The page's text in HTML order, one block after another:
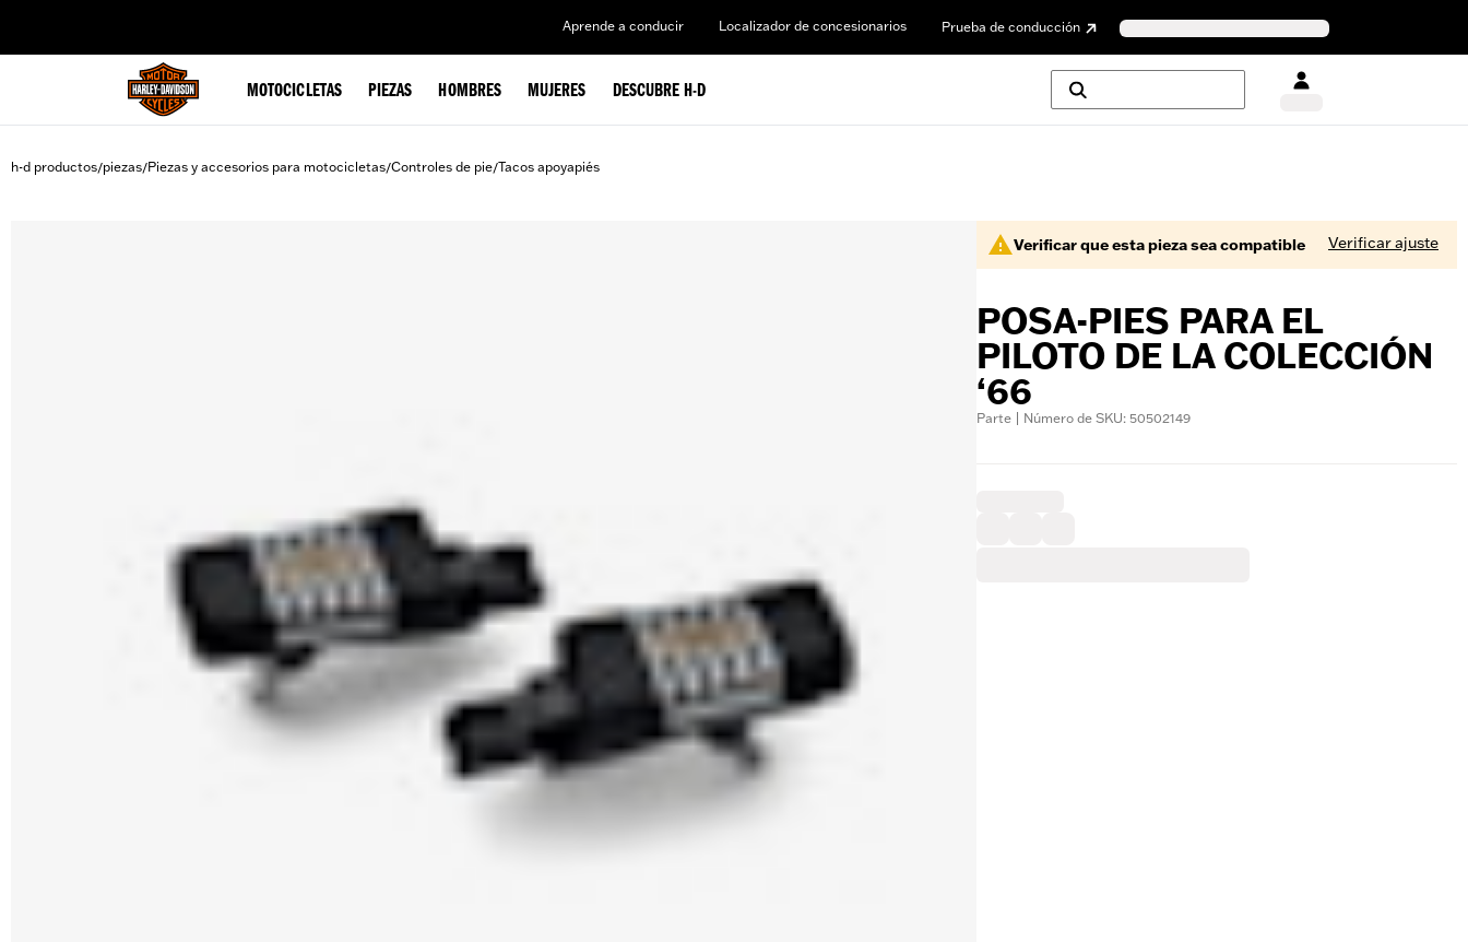
Aprende a conducir Localizador de concesionarios Prueba de conducción
MOTOCICLETAS PIEZAS HOMBRES MUJERES DESCUBRE H-D
h-d productos/piezas/Piezas y accesorios para motocicletas/Controles de pie/Tacos apoyapiés
Verificar que esta pieza sea compatible Verificar ajuste
POSA-PIES PARA EL
PILOTO DE LA COLECCIÓN
‘66
Parte | Número de SKU: 50502149